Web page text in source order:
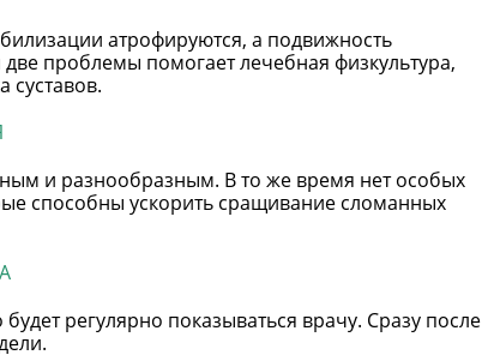
атрофируются, а подвижность
две проблемы помогает лечебная физкультура,
суставов.
и разнообразным. В то же время нет особых
способны ускорить сращивание сломанных
регулярно показываться врачу. Сразу